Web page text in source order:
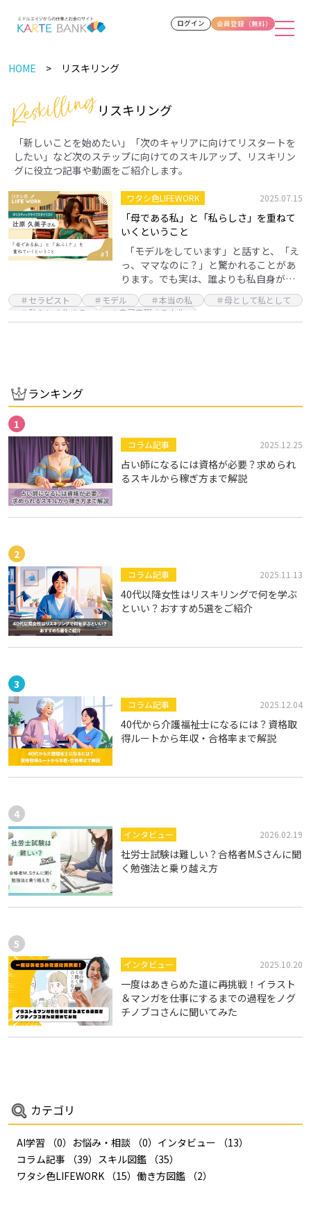
ログイン 会員登録（無料）
HOME リスキリング
リスキリング
「新しいことを始めたい」「次のキャリアに向けてリスタートを
したい」など次のステップに向けてのスキルアップ、リスキリン
グに役立つ記事や動画をご紹介します。
ワタシ色LIFEWORK 2025.07.15
「母である私」と「私らしさ」を重ねて
いくということ
「モデルをしています」と話すと、「え
っ、ママなのに？」と驚かれることがあ
ります。でも実は、誰よりも私自身が一
番「そんな私、無理かもしれない」と思
っていました。モデルを始めたきっかけ
は、昨…
＃セラピスト ＃モデル ＃本当の私
＃母として私として
＃私らしく生きる
＃自己表現する人生
ランキング
コラム記事 2025.12.25
占い師になるには資格が必要？求められ
るスキルから稼ぎ方まで解説
コラム記事 2025.11.13
40代以降女性はリスキリングで何を学ぶ
といい？おすすめ5選をご紹介
コラム記事 2025.12.04
40代から介護福祉士になるには？資格取
得ルートから年収・合格率まで解説
インタビュー 2026.02.19
社労士試験は難しい？合格者M.Sさんに聞
く勉強法と乗り越え方
インタビュー 2025.10.20
一度はあきらめた道に再挑戦！イラスト
＆マンガを仕事にするまでの過程をノグ
チノブコさんに聞いてみた
カテゴリ
AI学習 （0） お悩み・相談 （0） インタビュー
（13）
コラム記事
（39） スキル図鑑
（35）
ワタシ色LIFEWORK （15） 働き方図鑑 （2）